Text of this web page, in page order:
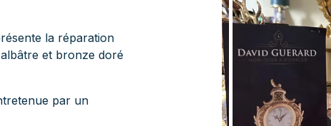
la réparation
et bronze doré
par un